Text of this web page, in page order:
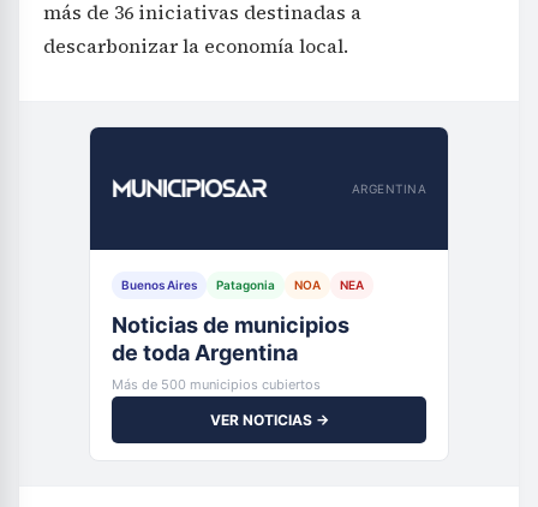
más de 36 iniciativas destinadas a
descarbonizar la economía local.
ARGENTINA
Buenos Aires Patagonia NOA NEA
Noticias de municipios
de toda Argentina
Más de 500 municipios cubiertos
VER NOTICIAS →